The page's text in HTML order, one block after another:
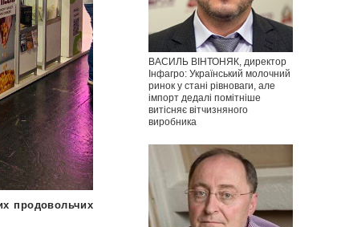
продовольчих
ВАСИЛЬ ВІНТОНЯК, директор
Інфагро: Український молочний
ринок у стані рівноваги, але
імпорт дедалі помітніше
витісняє вітчизняного
виробника